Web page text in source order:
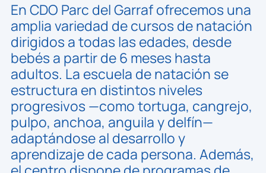
En CDO Parc del Garraf ofrecemos una
amplia variedad de cursos de natación
dirigidos a todas las edades, desde
bebés a partir de 6 meses hasta
adultos. La escuela de natación se
estructura en distintos niveles
progresivos —como tortuga, cangrejo,
pulpo, anchoa, anguila y delfín—
adaptándose al desarrollo y
aprendizaje de cada persona. Además,